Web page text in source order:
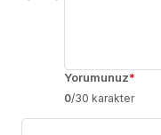
Yorumunuz*
0/30 karakter